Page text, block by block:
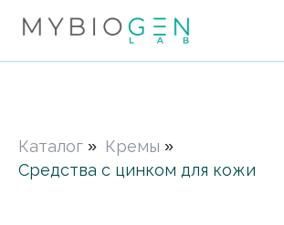
Каталог » Кремы »
Средства с цинком для кожи